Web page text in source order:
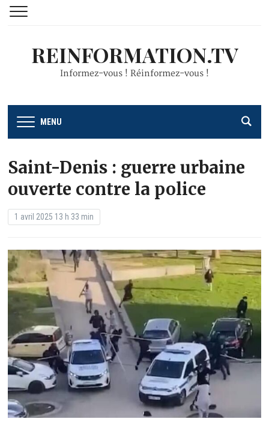
REINFORMATION.TV
Informez-vous ! Réinformez-vous !
MENU
Saint-Denis : guerre urbaine
ouverte contre la police
1 avril 2025 13 h 33 min